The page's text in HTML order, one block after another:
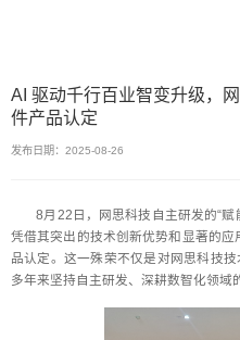
AI 驱动千行百业智变升级，
件产品认定
发布日期：2025-08-26
8月22日，网思科技自主研发的“
凭借其突出的技术创新优势和显著的
品认定。这一殊荣不仅是对网思科技
多年来坚持自主研发、深耕数智化领域